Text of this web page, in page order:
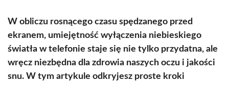
W obliczu rosnącego czasu spędzanego przed
ekranem, umiejętność wyłączenia niebieskiego
światła w telefonie staje się nie tylko przydatna, ale
wręcz niezbędna dla zdrowia naszych oczu i jakości
snu. W tym artykule odkryjesz proste kroki